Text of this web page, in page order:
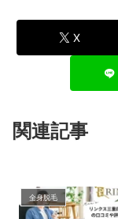
X
関連記事
全身脱毛